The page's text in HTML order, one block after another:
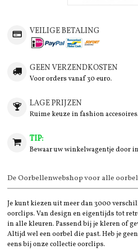
VEILIGE BETALING
GEEN VERZENDKOSTEN
Voor orders vanaf 30 euro.
LAGE PRIJZEN
Ruime keuze in fashion accesoires.
TIP:
Bewaar uw winkelwagentje door
De Oorbellenwebshop voor alle
Je kunt kiezen uit meer dan 3000
oorclips. Van design en eigentijds tot
in alle kleuren. Passend bij je kleren of
Altijd wel een oorbel die past. Heb je
eens bij onze collectie oorclips.